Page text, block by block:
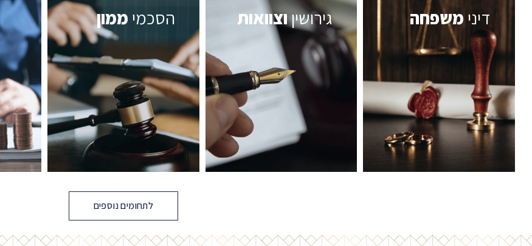
דיני משפחה גירושיןוצוואות הסכמי ממון
לתחומים נוספים